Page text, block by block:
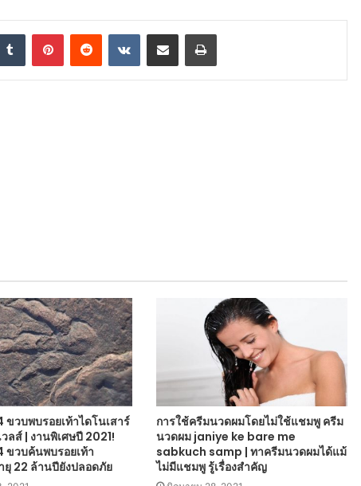
Tumblr PinterestReddit VKontakteShare via Email Print
ขวบพบรอยเท้าไดโนเสาร์
ลส์ | งานพิเศษปี 2021!
ขวบค้นพบรอยเท้า
ยุ 22 ล้านปียังปลอดภัย
การใช้ครีมนวดผมโดยไม่ใช้แชมพู ครีม
นวดผม janiye ke bare me
sabkuch samp | ทาครีมนวดผมได้แม้
ไม่มีแชมพู รู้เรื่องสำคัญ